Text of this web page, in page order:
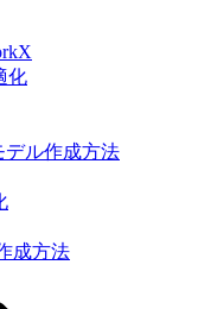
化
デル作成方法
成方法